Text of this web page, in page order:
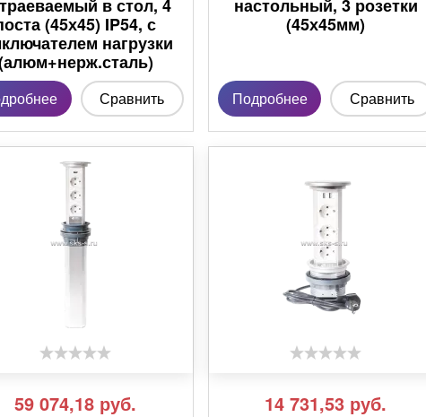
в стол, 4
(45х45) IP54, с
нагрузки
Сравнить
настольный, 3 розетки
(45х45мм)
Подробнее Сравнить
59 074,18 руб. 14 731,53 руб.